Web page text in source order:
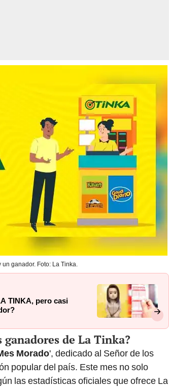
ganador. Foto: La Tinka.
TINKA, pero casi
de La Tinka?
Morado', dedicado al Señor de los
popular del país. Este mes no solo
las estadísticas oficiales que ofrece La